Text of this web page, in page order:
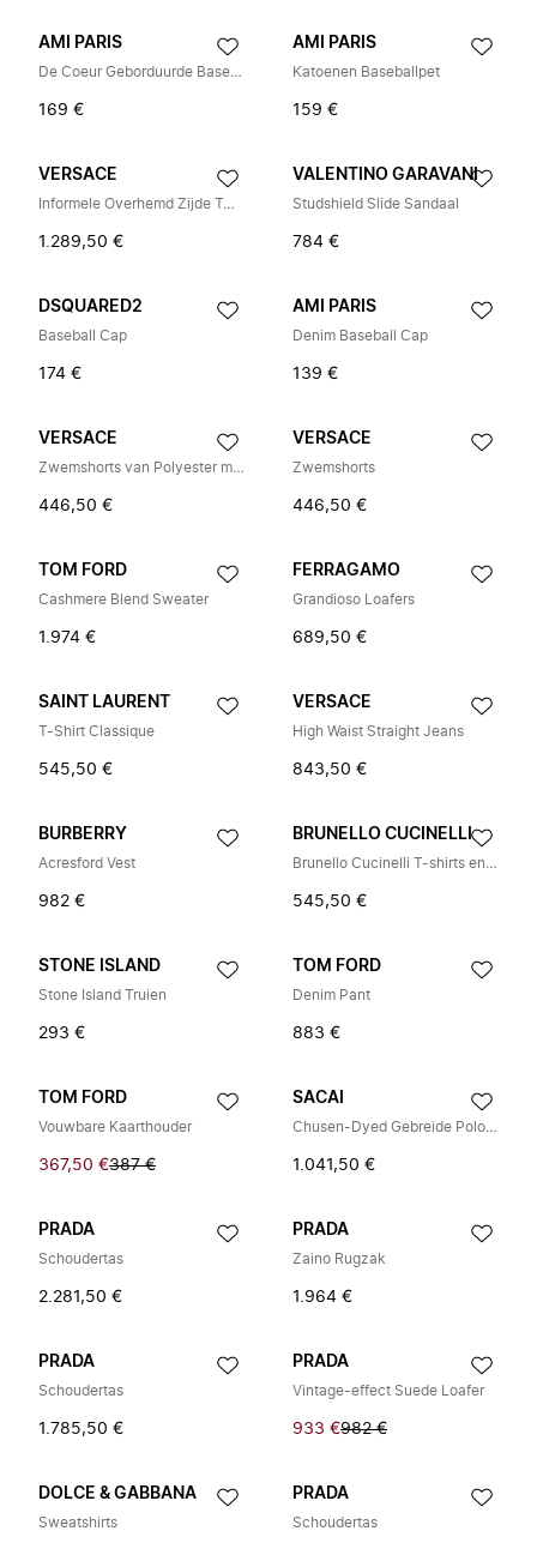
AMI PARIS
De Coeur Geborduurde Baseballpet
169 €
AMI PARIS
Katoenen Baseballpet
159 €
VERSACE
Informele Overhemd Zijde Twill Optical Teatro Foulard P
1.289,50 €
VALENTINO GARAVANI
Studshield Slide Sandaal
784 €
DSQUARED2
Baseball Cap
174 €
AMI PARIS
Denim Baseball Cap
139 €
VERSACE
Zwemshorts van Polyester met Print
446,50 €
VERSACE
Zwemshorts
446,50 €
TOM FORD
Cashmere Blend Sweater
1.974 €
FERRAGAMO
Grandioso Loafers
689,50 €
SAINT LAURENT
T-Shirt Classique
545,50 €
VERSACE
High Waist Straight Jeans
843,50 €
BURBERRY
Acresford Vest
982 €
BRUNELLO CUCINELLI
Brunello Cucinelli T-shirts en Poloshirts
545,50 €
STONE ISLAND
Stone Island Truien
293 €
TOM FORD
Denim Pant
883 €
TOM FORD
Vouwbare Kaarthouder
367,50 €387 €
SACAI
Chusen-Dyed Gebreide Poloshirt
1.041,50 €
PRADA
Schoudertas
2.281,50 €
PRADA
Zaino Rugzak
1.964 €
PRADA
Schoudertas
1.785,50 €
PRADA
Vintage-effect Suede Loafer
933 €982 €
DOLCE & GABBANA
Sweatshirts
PRADA
Schoudertas